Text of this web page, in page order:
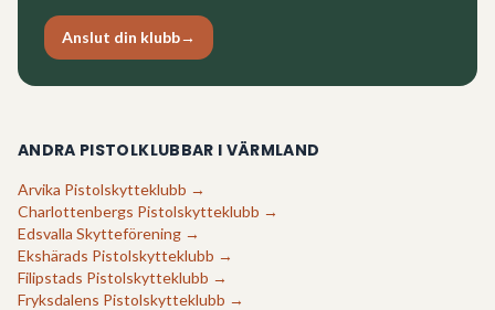
Anslut din klubb→
ANDRA PISTOLKLUBBAR I VÄRMLAND
Arvika Pistolskytteklubb →
Charlottenbergs Pistolskytteklubb →
Edsvalla Skytteförening →
Ekshärads Pistolskytteklubb →
Filipstads Pistolskytteklubb →
Fryksdalens Pistolskytteklubb →